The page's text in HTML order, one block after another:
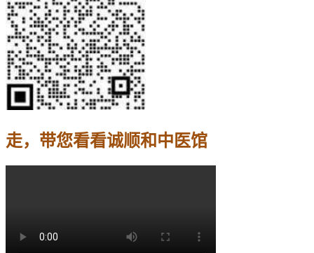
走，带您看看诚顺和中医馆